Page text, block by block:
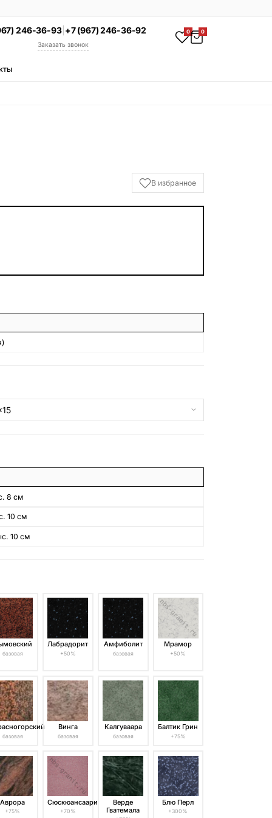
246-36-93| +7 (967) 246-36-92
Заказать звонок
0 0
В избранное
8 см
10 см
10 см
базовая
Лабрадорит
+50%
Амфиболит
базовая
Мрамор
+50%
базовая
Винга
базовая
Калгуваара
базовая
Балтик Грин
+75%
Аврора
+75%
Сюскюансаари
+70%
Верде
Гватемала
Блю Перл
+300%